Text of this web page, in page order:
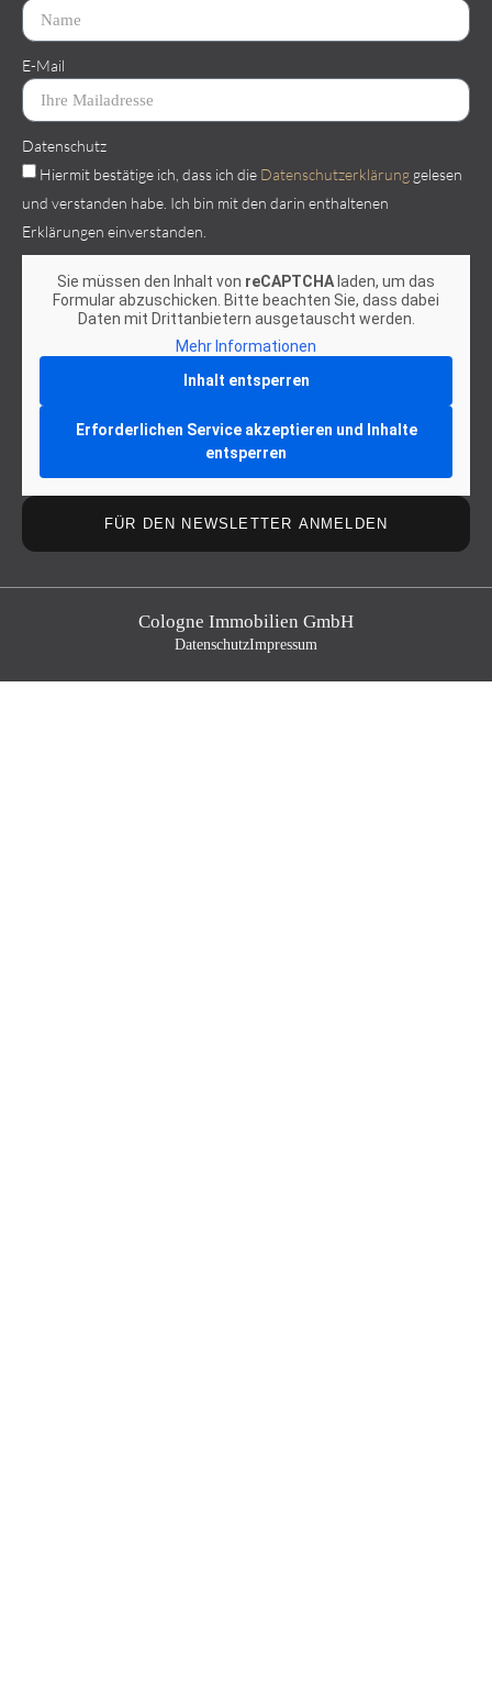
E-Mail
Datenschutz
Hiermit bestätige ich, dass ich die Datenschutzerklärung gelesen
und verstanden habe. Ich bin mit den darin enthaltenen
Erklärungen einverstanden.
Sie müssen den Inhalt von reCAPTCHAladen, um das
Formular abzuschicken. Bitte beachten Sie, dass dabei
Daten mit Drittanbietern ausgetauscht werden.
Mehr Informationen
Inhalt entsperren
Erforderlichen Service akzeptieren und Inhalte
entsperren
FÜR DEN NEWSLETTER ANMELDEN
Cologne Immobilien GmbH
DatenschutzImpressum